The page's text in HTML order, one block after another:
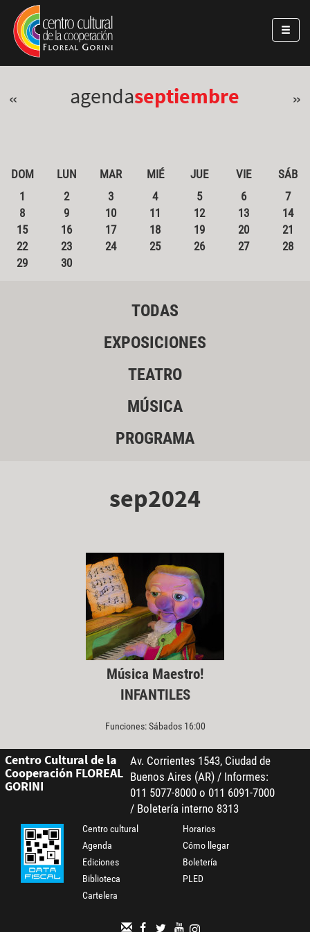
Pasar al contenido principal
Jump to main content
« agendaseptiembre »
DOM LUN MAR MIÉ JUE VIE
SÁB
1
2 3 4 5 6
7
8
9 10 11 12 13
14
15
16 17 18 19 20
21
22
23 24 25 26 27
28
29
30
TODAS
EXPOSICIONES
TEATRO
MÚSICA
PROGRAMA
sep2024
Música Maestro!
INFANTILES
Funciones: Sábados 16:00
Centro Cultural de la
Cooperación FLOREAL
GORINI
Av. Corrientes 1543, Ciudad de
Buenos Aires (AR) / Informes:
011 5077-8000 o 011 6091-7000
/ Boletería interno 8313
Centro cultural
Agenda
Ediciones
Biblioteca
Cartelera
Horarios
Cómo llegar
Boletería
PLED